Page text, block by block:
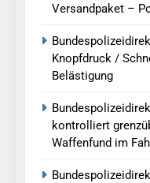
Versandpaket –
Knopfdruck /
Belästigung
kontrolliert
Waffenfund im